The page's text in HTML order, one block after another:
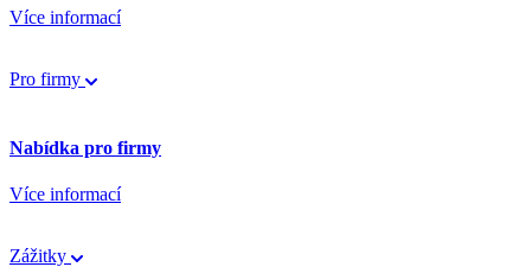
Více informací
Pro firmy
Nabídka pro firmy
Více informací
Zážitky